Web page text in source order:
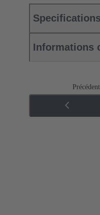
Informations
Précédent